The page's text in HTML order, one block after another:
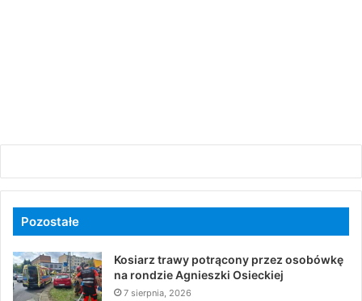
Pozostałe
Kosiarz trawy potrącony przez osobówkę
na rondzie Agnieszki Osieckiej
7 sierpnia, 2026